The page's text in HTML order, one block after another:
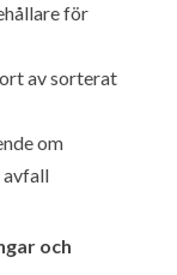
för
av sorterat
om
avfall
och